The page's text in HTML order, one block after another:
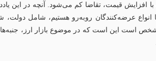
قیمت، تقاضا کم می‌شود. آنچه در این
عرضه‌کنندگان روبه‌رو هستیم، شامل
است این است که در موضوع بازار ارز،